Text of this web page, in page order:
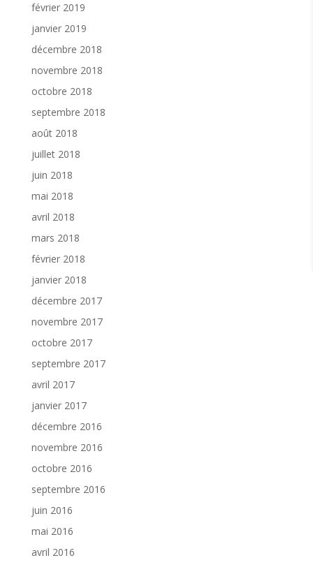
février 2019
janvier 2019
décembre 2018
novembre 2018
octobre 2018
septembre 2018
août 2018
juillet 2018
juin 2018
mai 2018
avril 2018
mars 2018
février 2018
janvier 2018
décembre 2017
novembre 2017
octobre 2017
septembre 2017
avril 2017
janvier 2017
décembre 2016
novembre 2016
octobre 2016
septembre 2016
juin 2016
mai 2016
avril 2016